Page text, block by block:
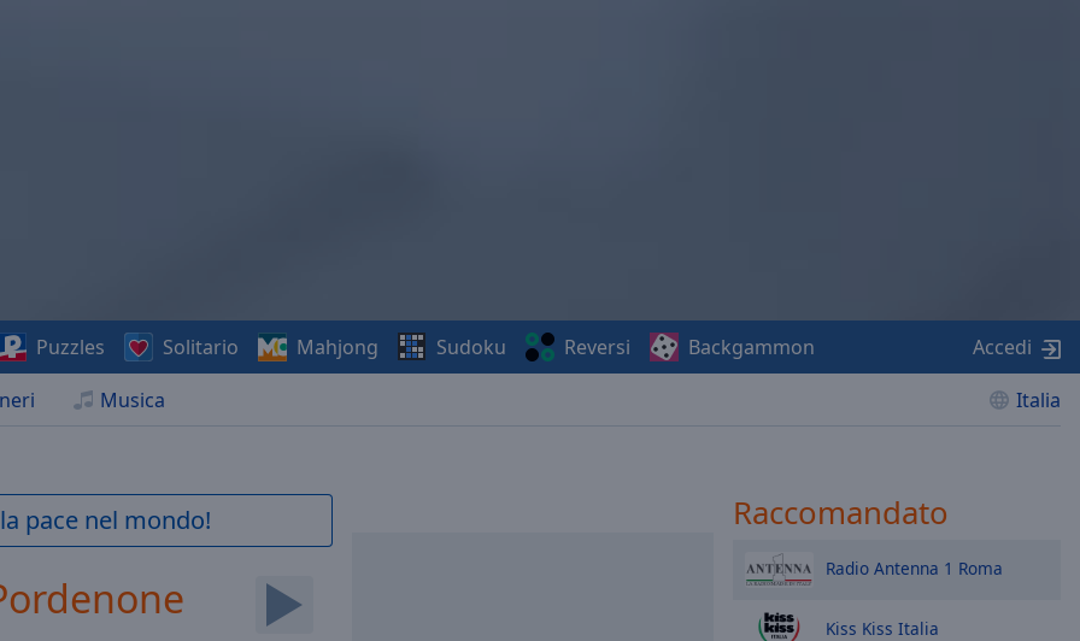
Musica Italia
Puzzles Solitario Mahjong Sudoku Reversi Backgammon Accedi
pace nel mondo! Raccomandato
Radio Antenna 1 Roma
Kiss Kiss Italia